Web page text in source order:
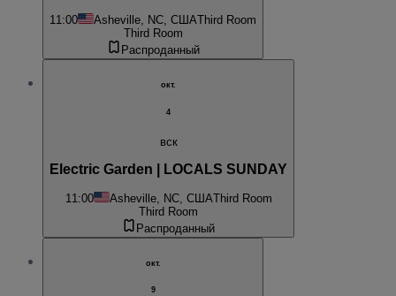
11:00 Asheville, NC, СШАThird Room
Third Room
Распроданный
окт.
4
вск
Electric Garden | LOCALS SUNDAY
11:00 Asheville, NC, СШАThird Room
Third Room
Распроданный
окт.
9